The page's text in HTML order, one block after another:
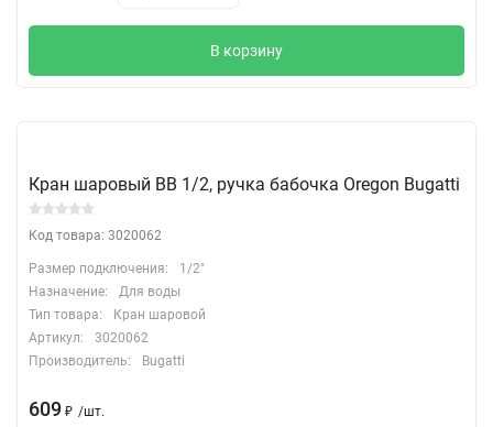
В корзину
Кран шаровый ВВ 1/2, ручка бабочка Oregon Bugatti
Код товара: 3020062
Размер подключения:
1/2"
Назначение:
Для воды
Тип товара:
Кран шаровой
Артикул:
3020062
Производитель:
Bugatti
609 ₽ /шт.